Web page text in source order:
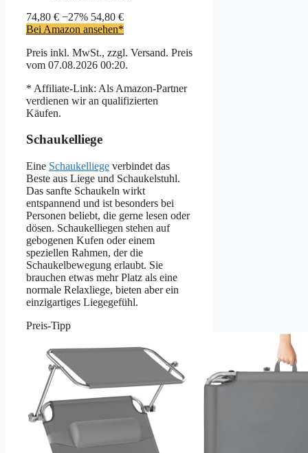
74,80 € −27% 54,80 €
Bei Amazon ansehen*
Preis inkl. MwSt., zzgl. Versand. Preis
vom 07.08.2026 00:20.
* Affiliate-Link: Als Amazon-Partner
verdienen wir an qualifizierten
Käufen.
Schaukelliege
Eine Schaukelliege verbindet das
Beste aus Liege und Schaukelstuhl.
Das sanfte Schaukeln wirkt
entspannend und ist besonders bei
Personen beliebt, die gerne lesen oder
dösen. Schaukelliegen stehen auf
gebogenen Kufen oder einem
speziellen Rahmen, der die
Schaukelbewegung erlaubt. Sie
brauchen etwas mehr Platz als eine
normale Relaxliege, bieten aber ein
einzigartiges Liegegefühl.
Preis-Tipp